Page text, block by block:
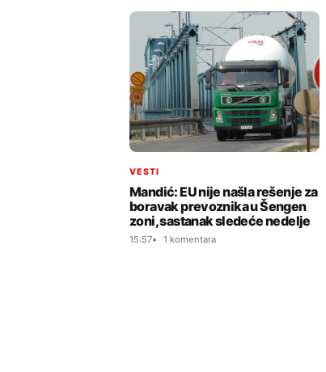
VESTI
Mandić: EU nije našla rešenje za
boravak prevoznika u Šengen
zoni, sastanak sledeće nedelje
15:57 1 komentara